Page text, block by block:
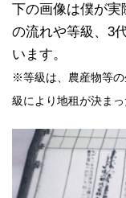
下の画像は僕が
の流れや等級、3
います。
※等級は、農産物等
級により地租が決まっ